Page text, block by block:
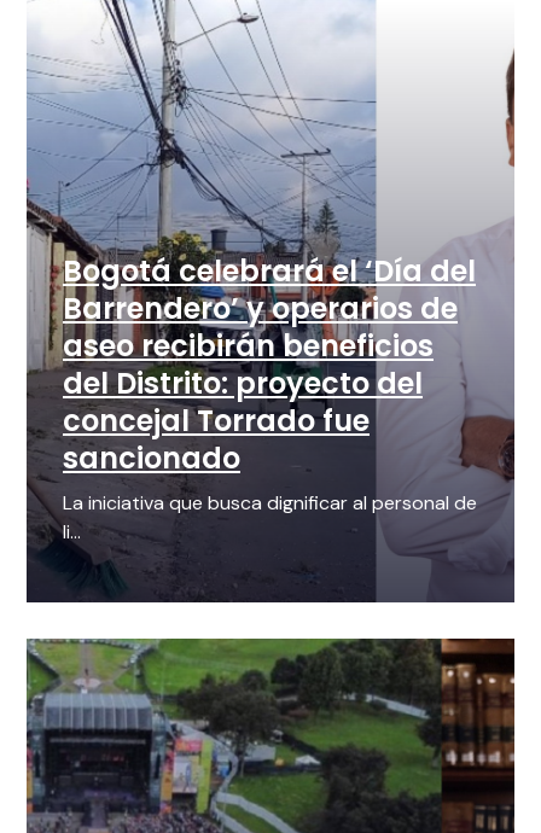
Bogotá celebrará el ‘Día del
Barrendero’ y operarios de
aseo recibirán beneficios
del Distrito: proyecto del
concejal Torrado fue
sancionado
La iniciativa que busca dignificar al personal de
li...